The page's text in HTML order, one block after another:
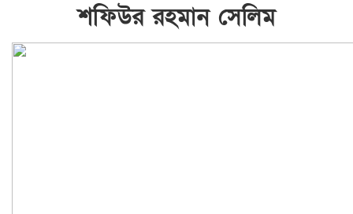
শফিউর রহমান সেলিম